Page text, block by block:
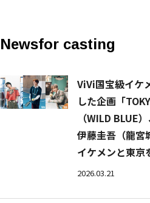
Newsfor casting
ViVi国宝級イケ
した企画「
（WILD BLUE
伊藤圭吾（龍
イケメンと東京
2026.03.21